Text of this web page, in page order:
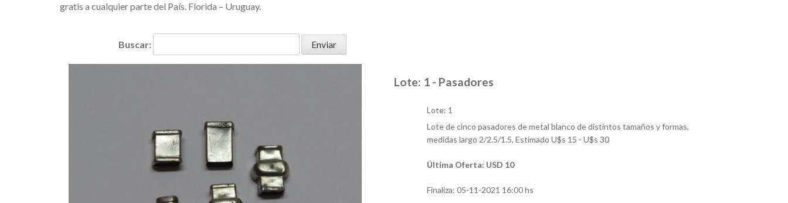
gratis a cualquier parte del País. Florida – Uruguay.
Buscar:
Lote: 1 - Pasadores
Lote: 1
Lote de cinco pasadores de metal blanco de distintos tamaños y formas,
medidas largo 2/2.5/1.5, Estimado U$s 15 - U$s 30
Última Oferta: USD 10
Finaliza: 05-11-2021 16:00 hs